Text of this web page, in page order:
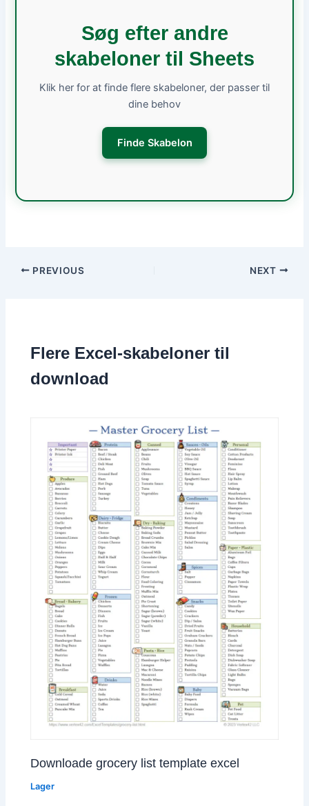
Søg efter andre
skabeloner til Sheets
Klik her for at finde flere skabeloner, der passer til
dine behov
Finde Skabelon
PREVIOUS NEXT
Flere Excel-skabeloner til
download
Downloade grocery list template excel
Lager